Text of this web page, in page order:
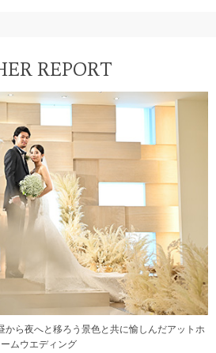
REPORT
から夜へと移ろう景色と共に愉しんだアットホ
ームウエディング